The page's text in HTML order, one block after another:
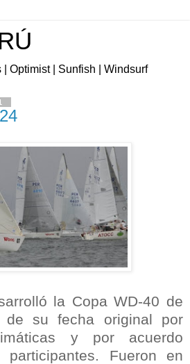
Optimist | Sunfish | Windsurf
la Copa WD-40 de
de su fecha original por
y por acuerdo
Fueron en